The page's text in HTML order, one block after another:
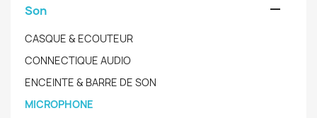
Son 
CASQUE & ECOUTEUR
CONNECTIQUE AUDIO
ENCEINTE & BARRE DE SON
MICROPHONE